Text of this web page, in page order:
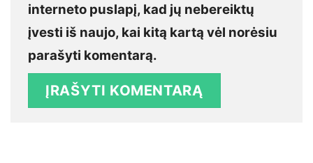
interneto puslapį, kad jų nebereiktų
įvesti iš naujo, kai kitą kartą vėl norėsiu
parašyti komentarą.